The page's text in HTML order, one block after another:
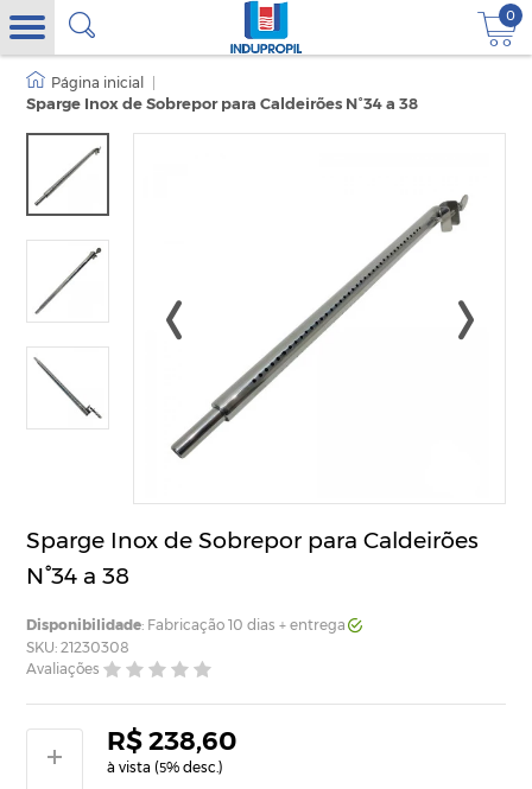
0
Sparge Inox de Sobrepor para Caldeirões N°34 a 38
Sparge Inox de Sobrepor para Caldeirões
N°34 a 38
Disponibilidade: Fabricação 10 dias + entrega
SKU: 21230308
Avaliações
R$ 238,60
à vista (5% desc.)